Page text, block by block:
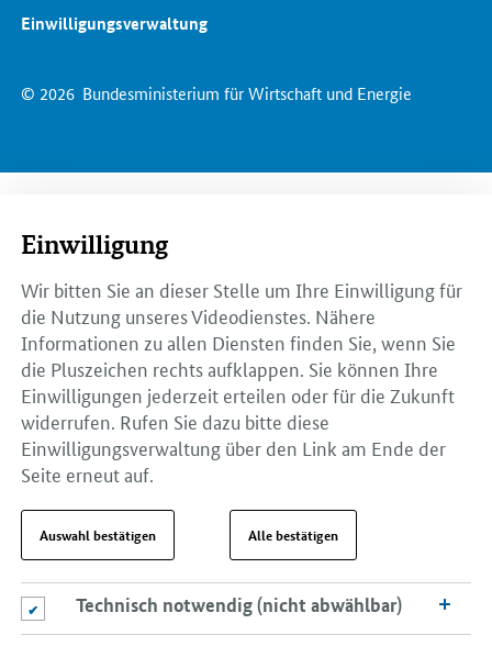
© 2026 Bundesministerium für Wirtschaft und Energie
Einwilligungsverwaltung
Einwilligung
Wir bitten Sie an dieser Stelle um Ihre Einwilligung für
die Nutzung unseres Videodienstes. Nähere
Informationen zu allen Diensten finden Sie, wenn Sie
die Pluszeichen rechts aufklappen. Sie können Ihre
Einwilligungen jederzeit erteilen oder für die Zukunft
widerrufen. Rufen Sie dazu bitte diese
Einwilligungsverwaltung über den Link am Ende der
Seite erneut auf.
Auswahl bestätigen Alle bestätigen
Technisch notwendig (nicht abwählbar)
Technisch notwendig (nicht abwählbar)